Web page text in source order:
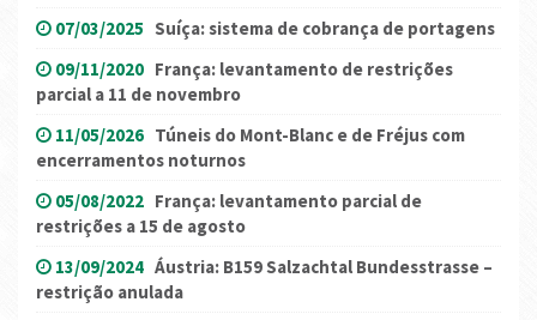
07/03/2025 Suíça: sistema de cobrança de portagens
09/11/2020 França: levantamento de restrições
parcial a 11 de novembro
11/05/2026 Túneis do Mont-Blanc e de Fréjus com
encerramentos noturnos
05/08/2022 França: levantamento parcial de
restrições a 15 de agosto
13/09/2024 Áustria: B159 Salzachtal Bundesstrasse –
restrição anulada